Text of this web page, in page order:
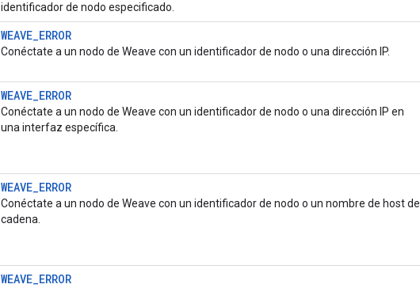
identificador de nodo especificado.
WEAVE_ERROR
Conéctate a un nodo de Weave con un identificador de nodo o una dirección IP.
WEAVE_ERROR
Conéctate a un nodo de Weave con un identificador de nodo o una dirección IP en
una interfaz específica.
WEAVE_ERROR
Conéctate a un nodo de Weave con un identificador de nodo o un nombre de host de
cadena.
WEAVE_ERROR